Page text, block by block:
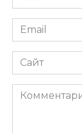
*
Email
*
Сайт